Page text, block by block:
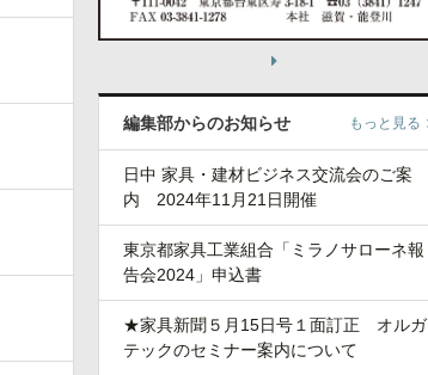
編集部からのお知らせ もっと見る
日中 家具・建材ビジネス交流会のご案
内 2024年11月21日開催
東京都家具工業組合「ミラノサローネ報
告会2024」申込書
★家具新聞５月15日号１面訂正 オルガ
テックのセミナー案内について